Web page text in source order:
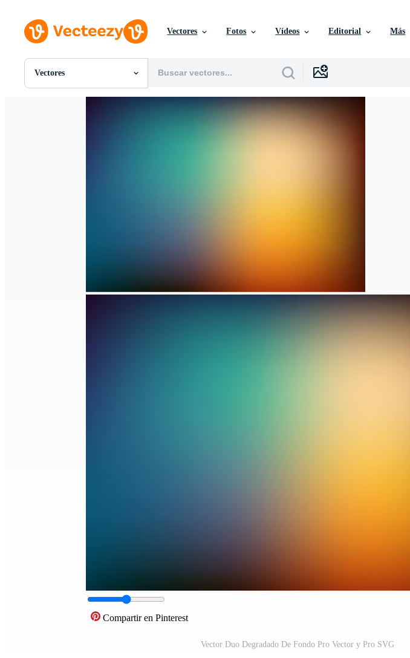
Vectores Fotos Vídeos Editorial Más
Vectores
Todas Imágenes
Compartir en Pinterest
Vector Duo Degradado De Fondo Pro Vector y Pro SVG